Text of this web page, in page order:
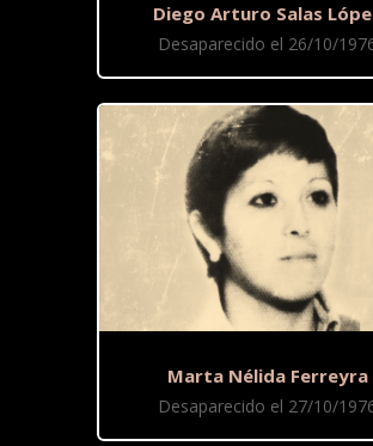
Diego Arturo Salas
Desaparecido el 26/10/
Marta Nélida Ferreyra
Desaparecido el 27/10/